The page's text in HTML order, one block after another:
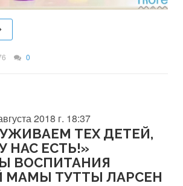
0
2018 г. 18:37
ТЕХ ДЕТЕЙ,
НАС ЕСТЬ!»
ВОСПИТАНИЯ
МАМЫ ТУТТЫ ЛАРСЕН